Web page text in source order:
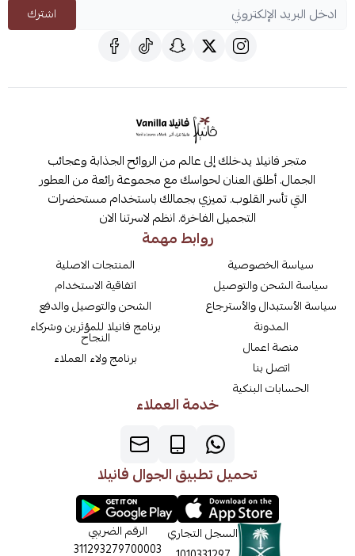
اشترك
متجر فانيلا يدخلك إلى عالم من الروائح الجذابة وعجائب
الجمال. أطلق العنان لحواسك مع مجموعة رائعة من العطور
التي تأسر القلوب. تميزي بجمالك باستخدام مستحضرات
التجميل الفاخرة. انظم لاسرتنا الان
روابط مهمة
سياسة الخصوصية
سياسة الشحن والتوصيل
سياسة الأستبدال والأسترجاع
المدونة
منصة اعمال
اتصل بنا
الحسابات البنكية
المنتجات الاصلية
اتفاقية الاستخدام
الشحن والتوصيل والدفع
برنامج فانيلا للمؤثرين وشركاء
النجاح
برنامج ولاء العملاء
خدمة العملاء
تحميل تطبيق الجوال فانيلا
السجل التجاري
الرقم الضريبي
311293279700003